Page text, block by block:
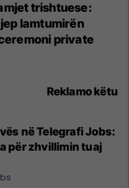
trishtuese:
lamtumirën
private
Reklamo këtu
në Telegrafi Jobs:
për zhvillimin tuaj